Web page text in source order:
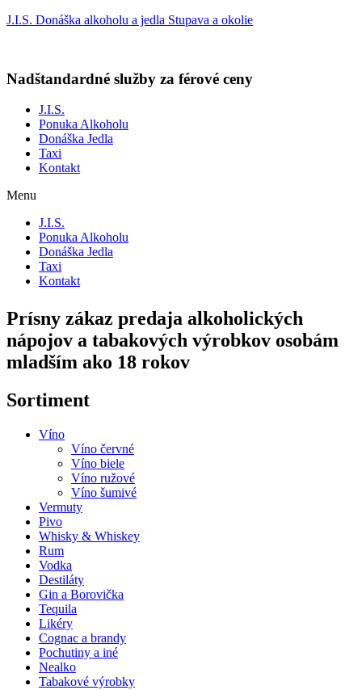
J.I.S. Donáška alkoholu a jedla Stupava a okolie
Nadštandardné služby za férové ceny
J.I.S.
Ponuka Alkoholu
Donáška Jedla
Taxi
Kontakt
Menu
J.I.S.
Ponuka Alkoholu
Donáška Jedla
Taxi
Kontakt
Prísny zákaz predaja alkoholických
nápojov a tabakových výrobkov osobám
mladším ako 18 rokov
Sortiment
Víno
Víno červné
Víno biele
Víno ružové
Víno šumivé
Vermuty
Pivo
Whisky & Whiskey
Rum
Vodka
Destiláty
Gin a Borovička
Tequila
Likéry
Cognac a brandy
Pochutiny a iné
Nealko
Tabakové výrobky